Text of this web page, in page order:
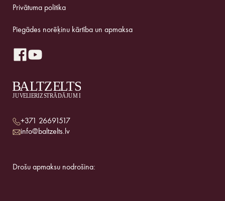
Privātuma politika
Piegādes norēķinu kārtība un apmaksa
+371 26691517
info@baltzelts.lv
Drošu apmaksu nodrošina: